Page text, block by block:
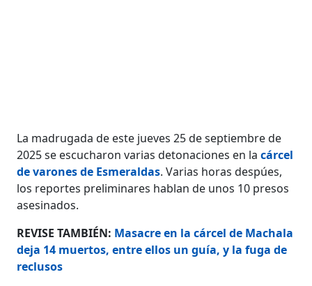
La madrugada de este jueves 25 de septiembre de
2025 se escucharon varias detonaciones en lacárcel
de varones de Esmeraldas. Varias horas despúes,
los reportes preliminares hablan de unos 10 presos
asesinados.
REVISE TAMBIÉN: Masacre en la cárcel de Machala
deja 14 muertos, entre ellos un guía, y la fuga de
reclusos